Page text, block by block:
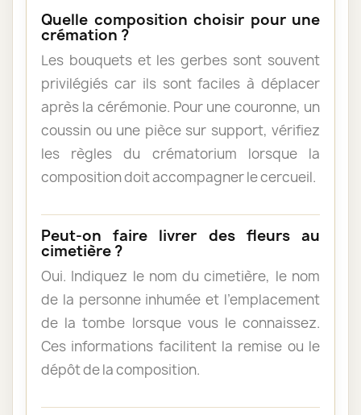
Quelle composition choisir pour une
crémation ?
Les bouquets et les gerbes sont souvent
privilégiés car ils sont faciles à déplacer
après la cérémonie. Pour une couronne, un
coussin ou une pièce sur support, vérifiez
les règles du crématorium lorsque la
composition doit accompagner le cercueil.
Peut-on faire livrer des fleurs au
cimetière ?
Oui. Indiquez le nom du cimetière, le nom
de la personne inhumée et l’emplacement
de la tombe lorsque vous le connaissez.
Ces informations facilitent la remise ou le
dépôt de la composition.